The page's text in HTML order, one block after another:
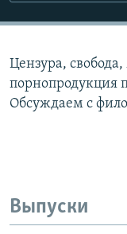
Цензура,
порнопродукция
Обсуждаем с
Выпуски